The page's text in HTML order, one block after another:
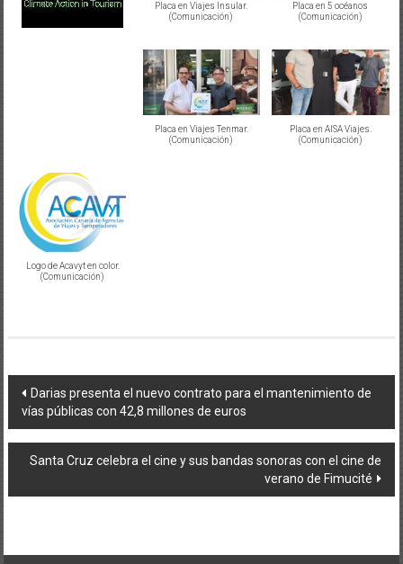
Placa en Viajes Insular.
(Comunicación)
Placa en 5 océanos
(Comunicación)
Placa en Viajes Tenmar.
(Comunicación)
Placa en AISA Viajes.
(Comunicación)
Logo de Acavyt en color.
(Comunicación)
Navegación
de
entradas
Darias presenta el nuevo contrato para el mantenimiento de
vías públicas con 42,8 millones de euros
Santa Cruz celebra el cine y sus bandas sonoras con el cine de
verano de Fimucité